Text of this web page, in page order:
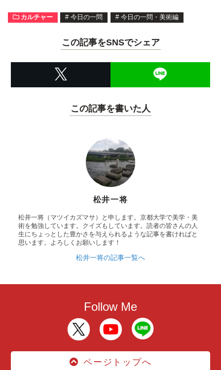
カルチャー # 今日の一問 # 今日の一問・美術編
この記事をSNSでシェア
この記事を書いた人
松井一将
松井一将（マツイカズマサ）と申します。京都大学で美学・美
術を勉強しています。クイズもしています。読者の皆さんの人
生にちょっとした豊かさを与えられるような記事を書ければと
思います。よろしくお願いします！
松井一将の記事一覧へ
Follow Me
ページトップへ